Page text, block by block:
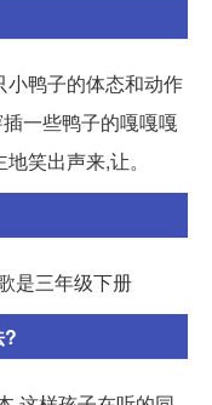
鸭子的体态和动作
一些鸭子的嘎嘎嘎
笑出声来,让。
是三年级下册
?